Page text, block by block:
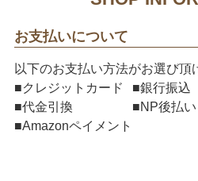
お支払いについて
以下のお支払い方法がお選び頂
■クレジットカード
■銀行振込
■代金引換
■NP後払い
■Amazonペイメント